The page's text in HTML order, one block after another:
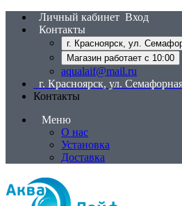
Личный кабинет Вход
Контакты
г. Красноярск, ул.
Магазин работает с 10:00
aqualaif@mail.ru
г. Красноярск, ул.
Контакты
Меню
О нас
Установка
Доставка